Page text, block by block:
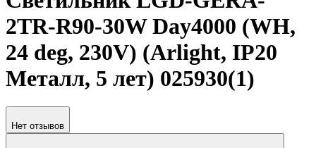
2TR-R90-30W Day4000 (WH,
24 deg, 230V) (Arlight, IP20
Металл, 5 лет) 025930(1)
Нет отзывов